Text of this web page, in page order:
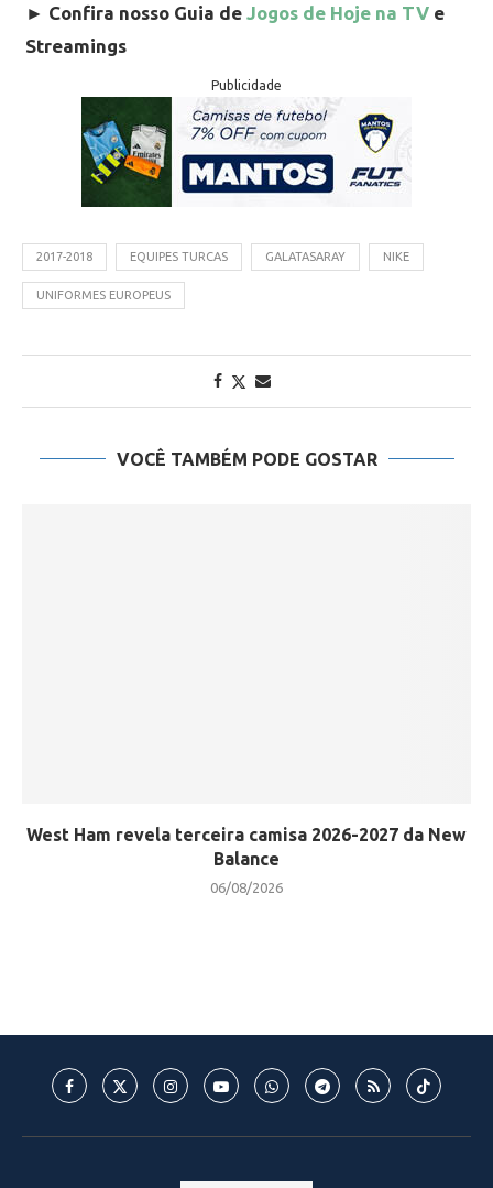
► Confira nosso Guia de Jogos de Hoje na TV e
Streamings
Publicidade
2017-2018 EQUIPES TURCAS GALATASARAY NIKE
UNIFORMES EUROPEUS
VOCÊ TAMBÉM PODE GOSTAR
West Ham revela terceira camisa 2026-2027 da New
Balance
06/08/2026